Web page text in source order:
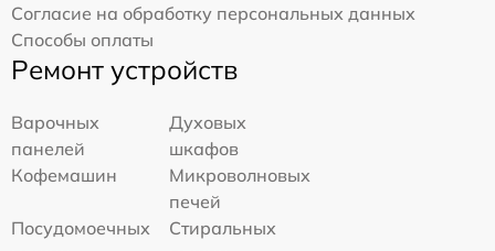
Согласие на обработку персональных данных
Способы оплаты
Ремонт устройств
Варочных
панелей
Духовых
шкафов
Кофемашин
Микроволновых
печей
Посудомоечных
Стиральных